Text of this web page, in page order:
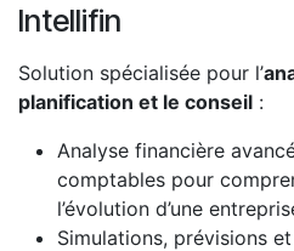
Intellifin
Solution spécialisée pour l’
planification et le conseil :
Analyse financière
comptables pour
l’évolution d’une
Simulations, prévisions